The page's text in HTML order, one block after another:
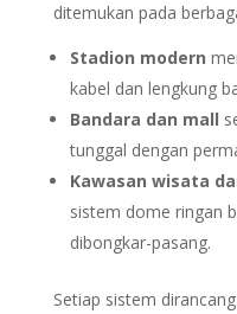
ditemukan pada
Stadion modern
kabel dan lengkung
Bandara dan mall
tunggal dengan
Kawasan wisata
sistem dome ringan
dibongkar-pasang.
Setiap sistem